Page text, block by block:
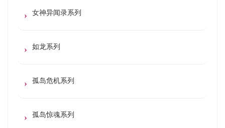
女神异闻录系列
如龙系列
孤岛危机系列
孤岛惊魂系列